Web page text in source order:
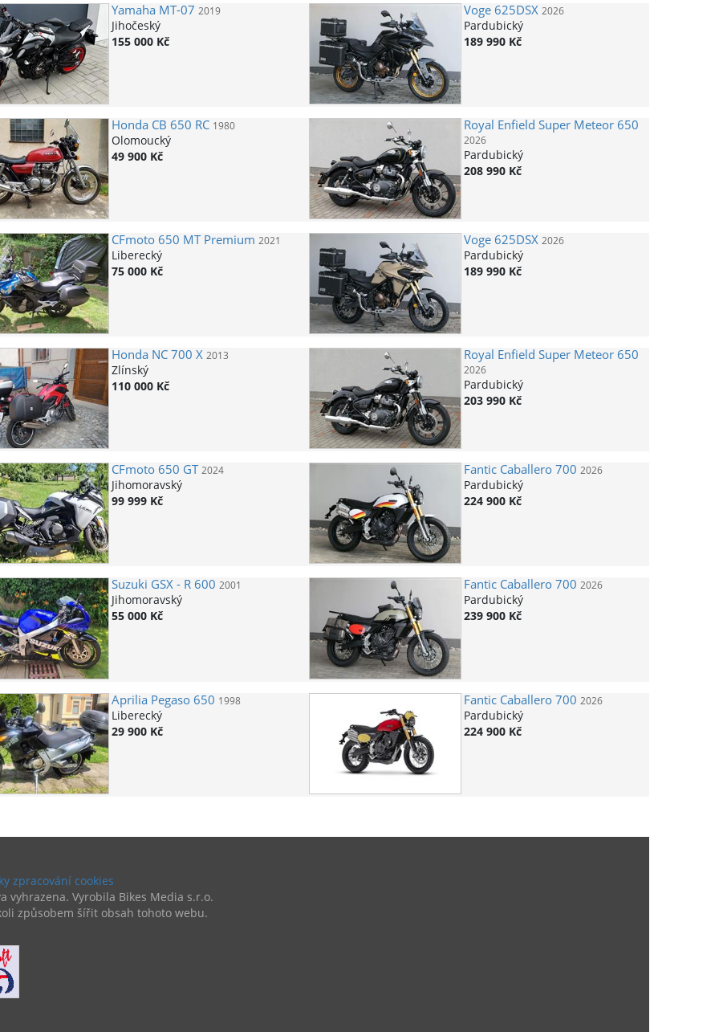
Yamaha MT-07 2019
Jihočeský
155 000 Kč
Voge 625DSX 2026
Pardubický
189 990 Kč
Honda CB 650 RC 1980
Olomoucký
49 900 Kč
Royal Enfield Super Meteor 650
2026
Pardubický
208 990 Kč
CFmoto 650 MT Premium 2021
Liberecký
75 000 Kč
Voge 625DSX 2026
Pardubický
189 990 Kč
Honda NC 700 X 2013
Zlínský
110 000 Kč
Royal Enfield Super Meteor 650
2026
Pardubický
203 990 Kč
CFmoto 650 GT 2024
Jihomoravský
99 999 Kč
Fantic Caballero 700 2026
Pardubický
224 900 Kč
Suzuki GSX - R 600 2001
Jihomoravský
55 000 Kč
Fantic Caballero 700 2026
Pardubický
239 900 Kč
Aprilia Pegaso 650 1998
Liberecký
29 900 Kč
Fantic Caballero 700 2026
Pardubický
224 900 Kč
zpracování cookies
vyhrazena. Vyrobila Bikes Media s.r.o.
způsobem šířit obsah tohoto webu.